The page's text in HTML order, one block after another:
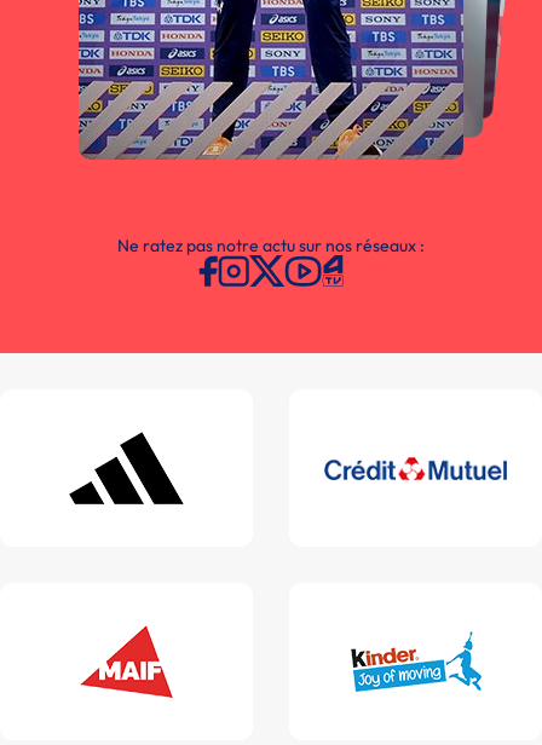
Ne ratez pas notre actu sur nos réseaux :